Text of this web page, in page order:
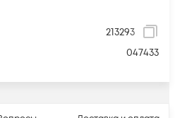
213293
047433